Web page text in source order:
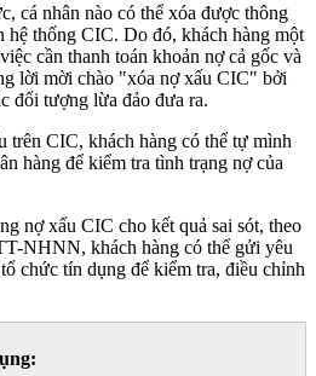
cá nhân nào có thể xóa được thông
hệ thống CIC. Do đó, khách hàng một
cần thanh toán khoản nợ cả gốc và
lời mời chào "xóa nợ xấu CIC" bởi
đối tượng lừa đảo đưa ra.
trên CIC, khách hàng có thể tự mình
hàng để kiểm tra tình trạng nợ của
nợ xấu CIC cho kết quả sai sót, theo
NHNN, khách hàng có thể gửi yêu
chức tín dụng để kiểm tra, điều chỉnh